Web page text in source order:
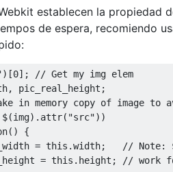
establecen la propiedad
de espera, recomiendo
)[0];
// Get my img elem
, pic_real_height ;
in memory copy of image to
$(img). attr( "src"))
()
{
= this .width;
// Note:
= this . height ;
// work